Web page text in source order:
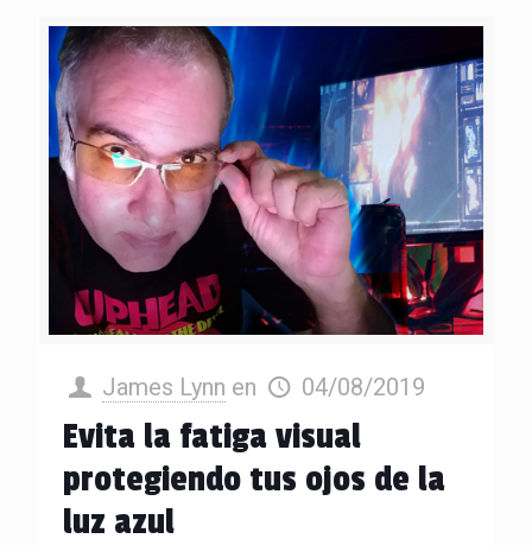
James Lynn en 04/08/2019
Evita la fatiga visual
protegiendo tus ojos de la
luz azul